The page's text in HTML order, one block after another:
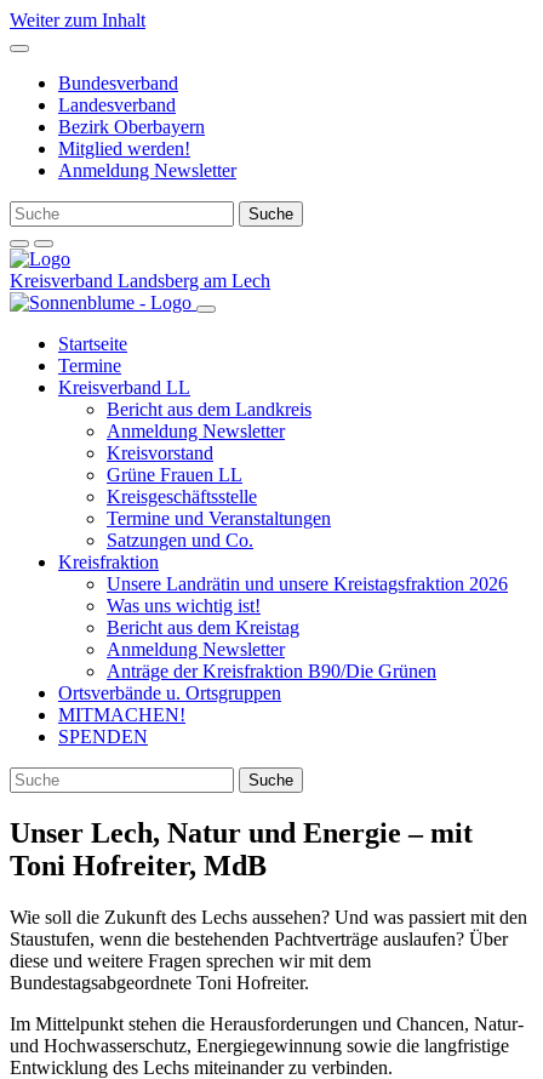
Weiter zum Inhalt
Bundesverband
Landesverband
Bezirk Oberbayern
Mitglied werden!
Anmeldung Newsletter
Kreisverband Landsberg am Lech
Startseite
Termine
Kreisverband LL
Bericht aus dem Landkreis
Anmeldung Newsletter
Kreisvorstand
Grüne Frauen LL
Kreisgeschäftsstelle
Termine und Veranstaltungen
Satzungen und Co.
Kreisfraktion
Unsere Landrätin und unsere Kreistagsfraktion 2026
Was uns wichtig ist!
Bericht aus dem Kreistag
Anmeldung Newsletter
Anträge der Kreisfraktion B90/Die Grünen
Ortsverbände u. Ortsgruppen
MITMACHEN!
SPENDEN
Unser Lech, Natur und Energie – mit
Toni Hofreiter, MdB
Wie soll die Zukunft des Lechs aussehen? Und was passiert mit den
Staustufen, wenn die bestehenden Pachtverträge auslaufen? Über
diese und weitere Fragen sprechen wir mit dem
Bundestagsabgeordnete Toni Hofreiter.
Im Mittelpunkt stehen die Herausforderungen und Chancen, Natur-
und Hochwasserschutz, Energiegewinnung sowie die langfristige
Entwicklung des Lechs miteinander zu verbinden.